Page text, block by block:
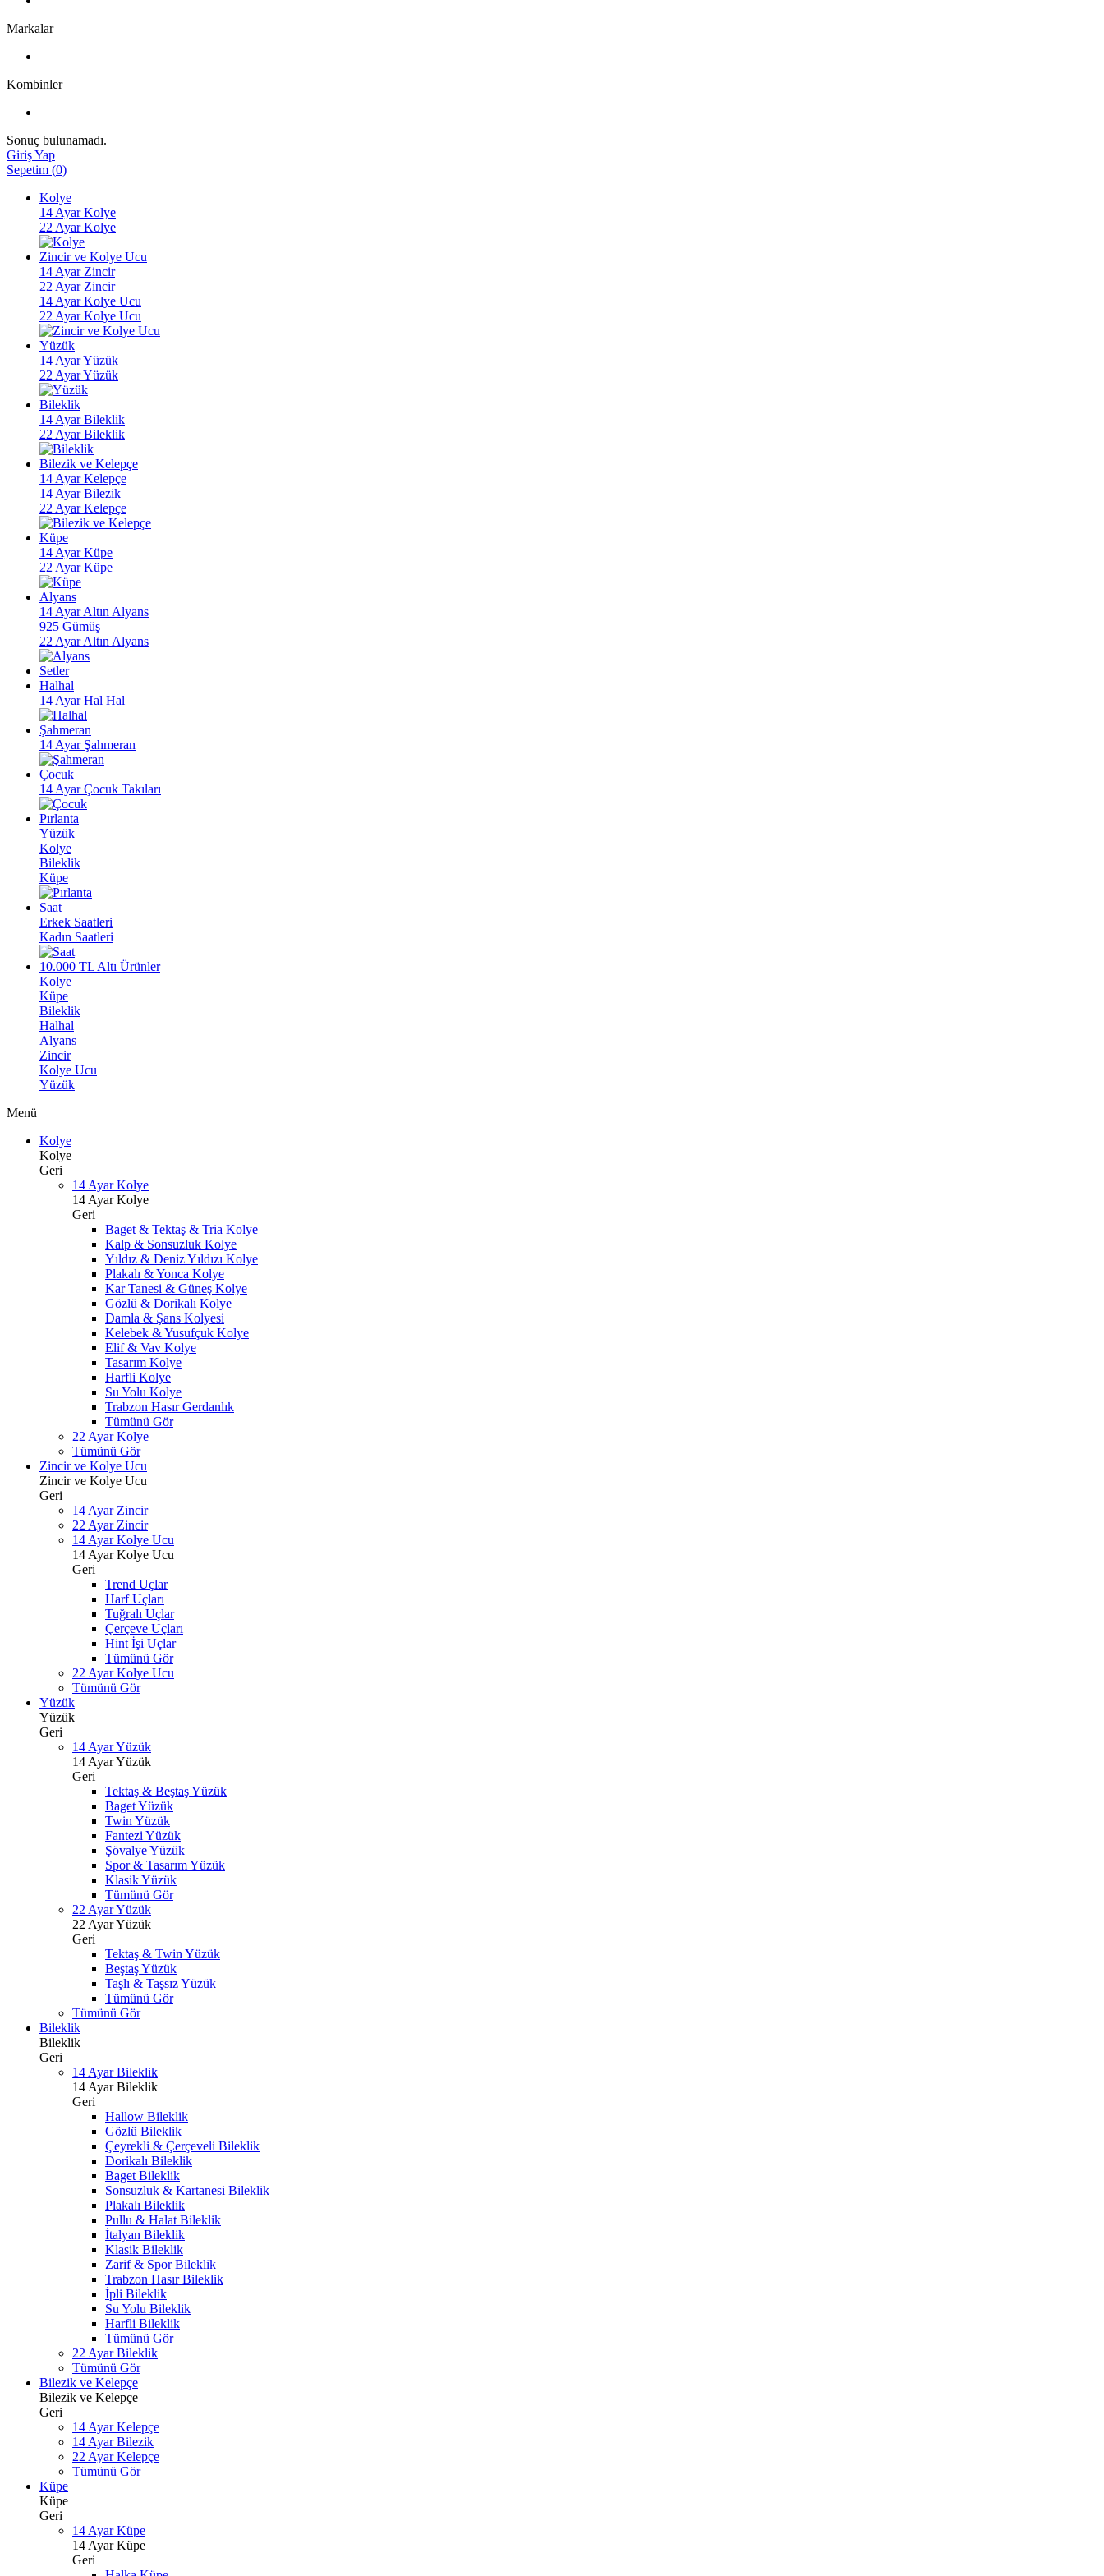
Markalar
Kombinler
Sonuç bulunamadı.
Giriş Yap
Sepetim (0)
Kolye
14 Ayar Kolye
22 Ayar Kolye
Zincir ve Kolye Ucu
14 Ayar Zincir
22 Ayar Zincir
14 Ayar Kolye Ucu
22 Ayar Kolye Ucu
Yüzük
14 Ayar Yüzük
22 Ayar Yüzük
Bileklik
14 Ayar Bileklik
22 Ayar Bileklik
Bilezik ve Kelepçe
14 Ayar Kelepçe
14 Ayar Bilezik
22 Ayar Kelepçe
Küpe
14 Ayar Küpe
22 Ayar Küpe
Alyans
14 Ayar Altın Alyans
925 Gümüş
22 Ayar Altın Alyans
Setler
Halhal
14 Ayar Hal Hal
Şahmeran
14 Ayar Şahmeran
Çocuk
14 Ayar Çocuk Takıları
Pırlanta
Yüzük
Kolye
Bileklik
Küpe
Saat
Erkek Saatleri
Kadın Saatleri
10.000 TL Altı Ürünler
Kolye
Küpe
Bileklik
Halhal
Alyans
Zincir
Kolye Ucu
Yüzük
Menü
Kolye
Kolye
Geri
14 Ayar Kolye
14 Ayar Kolye
Geri
Baget & Tektaş & Tria Kolye
Kalp & Sonsuzluk Kolye
Yıldız & Deniz Yıldızı Kolye
Plakalı & Yonca Kolye
Kar Tanesi & Güneş Kolye
Gözlü & Dorikalı Kolye
Damla & Şans Kolyesi
Kelebek & Yusufçuk Kolye
Elif & Vav Kolye
Tasarım Kolye
Harfli Kolye
Su Yolu Kolye
Trabzon Hasır Gerdanlık
Tümünü Gör
22 Ayar Kolye
Tümünü Gör
Zincir ve Kolye Ucu
Zincir ve Kolye Ucu
Geri
14 Ayar Zincir
22 Ayar Zincir
14 Ayar Kolye Ucu
14 Ayar Kolye Ucu
Geri
Trend Uçlar
Harf Uçları
Tuğralı Uçlar
Çerçeve Uçları
Hint İşi Uçlar
Tümünü Gör
22 Ayar Kolye Ucu
Tümünü Gör
Yüzük
Yüzük
Geri
14 Ayar Yüzük
14 Ayar Yüzük
Geri
Tektaş & Beştaş Yüzük
Baget Yüzük
Twin Yüzük
Fantezi Yüzük
Şövalye Yüzük
Spor & Tasarım Yüzük
Klasik Yüzük
Tümünü Gör
22 Ayar Yüzük
22 Ayar Yüzük
Geri
Tektaş & Twin Yüzük
Beştaş Yüzük
Taşlı & Taşsız Yüzük
Tümünü Gör
Tümünü Gör
Bileklik
Bileklik
Geri
14 Ayar Bileklik
14 Ayar Bileklik
Geri
Hallow Bileklik
Gözlü Bileklik
Çeyrekli & Çerçeveli Bileklik
Dorikalı Bileklik
Baget Bileklik
Sonsuzluk & Kartanesi Bileklik
Plakalı Bileklik
Pullu & Halat Bileklik
İtalyan Bileklik
Klasik Bileklik
Zarif & Spor Bileklik
Trabzon Hasır Bileklik
İpli Bileklik
Su Yolu Bileklik
Harfli Bileklik
Tümünü Gör
22 Ayar Bileklik
Tümünü Gör
Bilezik ve Kelepçe
Bilezik ve Kelepçe
Geri
14 Ayar Kelepçe
14 Ayar Bilezik
22 Ayar Kelepçe
Tümünü Gör
Küpe
Küpe
Geri
14 Ayar Küpe
14 Ayar Küpe
Geri